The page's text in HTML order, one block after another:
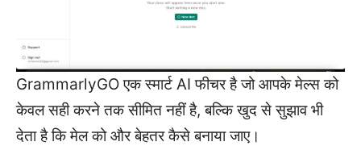
GrammarlyGO एक स्मार्ट AI फीचर है जो आपके मेल्स को
केवल सही करने तक सीमित नहीं है, बल्कि खुद से सुझाव भी
देता है कि मेल को और बेहतर कैसे बनाया जाए।